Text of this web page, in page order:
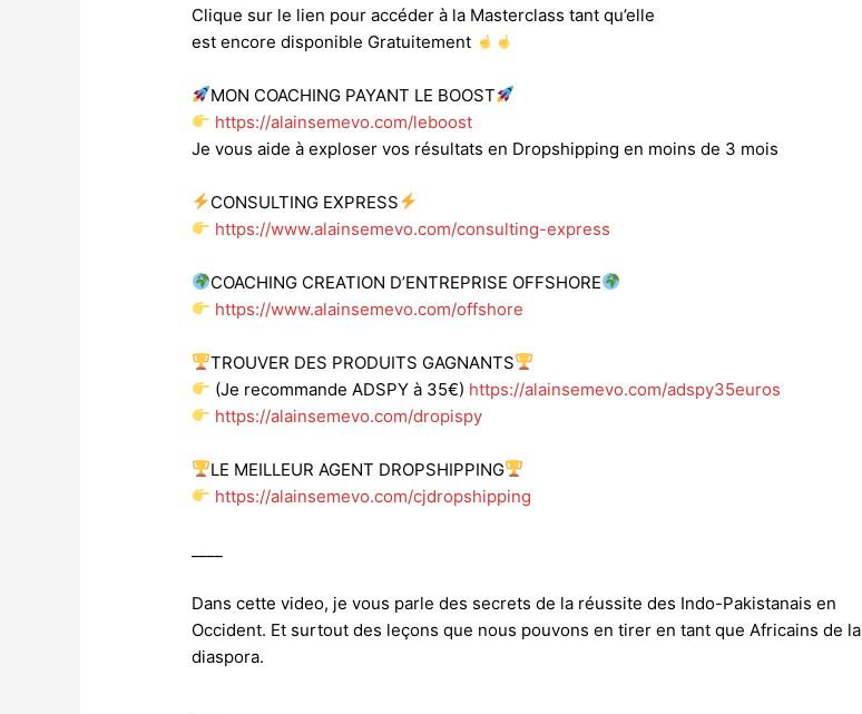
Clique sur le lien pour accéder à la Masterclass tant qu’elle
est encore disponible Gratuitement
MON COACHING PAYANT LE BOOST
https://alainsemevo.com/leboost
Je vous aide à exploser vos résultats en Dropshipping en moins de 3 mois
CONSULTING EXPRESS
https://www.alainsemevo.com/consulting-express
COACHING CREATION D’ENTREPRISE OFFSHORE
https://www.alainsemevo.com/offshore
TROUVER DES PRODUITS GAGNANTS
(Je recommande ADSPY à 35€) https://alainsemevo.com/adspy35euros
https://alainsemevo.com/dropispy
LE MEILLEUR AGENT DROPSHIPPING
https://alainsemevo.com/cjdropshipping
Dans cette video, je vous parle des secrets de la réussite des Indo-Pakistanais en
Occident. Et surtout des leçons que nous pouvons en tirer en tant que Africains de la
diaspora.